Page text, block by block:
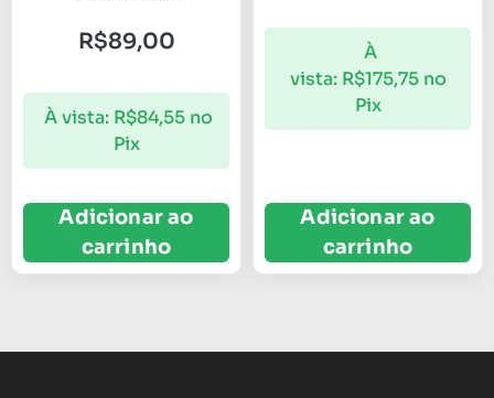
R$89,00
À vista: R$84,55 no
Pix
Adicionar ao
carrinho
À
vista: R$175,75 no
Pix
Adicionar ao
carrinho